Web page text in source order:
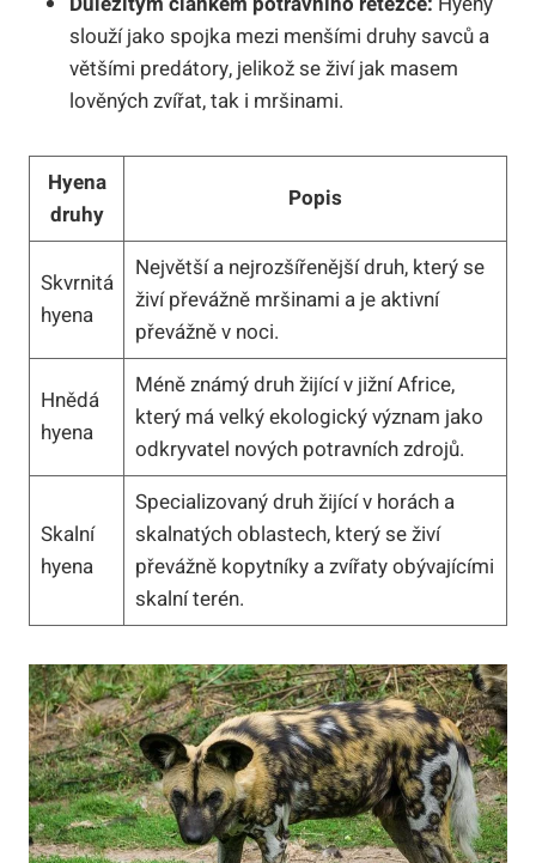
slouží jako spojka mezi menšími druhy savců a
většími predátory, jelikož se živí jak masem
lověných zvířat, tak i mršinami.
Hyena
druhy
Popis
Skvrnitá
hyena
Největší a nejrozšířenější druh, který se
živí převážně mršinami a je aktivní
převážně v noci.
Hnědá
hyena
Méně známý druh žijící v jižní Africe,
který má velký ekologický význam jako
odkryvatel nových potravních zdrojů.
Skalní
hyena
Specializovaný druh žijící v horách a
skalnatých oblastech, který se živí
převážně kopytníky a zvířaty obývajícími
skalní terén.